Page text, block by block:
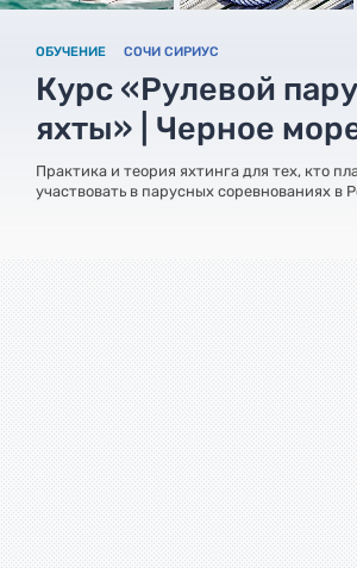
ОБУЧЕНИЕ СОЧИ СИРИУС
Курс «Рулевой
яхты» | Черное
Практика и теория яхтинга для тех, кто
участвовать в парусных соревнованиях в